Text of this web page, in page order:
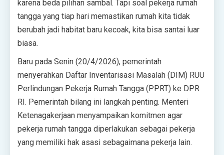
karena beda pilihan sambal. Tapi soal pekerja rumah
tangga yang tiap hari memastikan rumah kita tidak
berubah jadi habitat baru kecoak, kita bisa santai luar
biasa.
Baru pada Senin (20/4/2026), pemerintah
menyerahkan Daftar Inventarisasi Masalah (DIM) RUU
Perlindungan Pekerja Rumah Tangga (PPRT) ke DPR
RI. Pemerintah bilang ini langkah penting. Menteri
Ketenagakerjaan menyampaikan komitmen agar
pekerja rumah tangga diperlakukan sebagai pekerja
yang memiliki hak asasi sebagaimana pekerja lain.